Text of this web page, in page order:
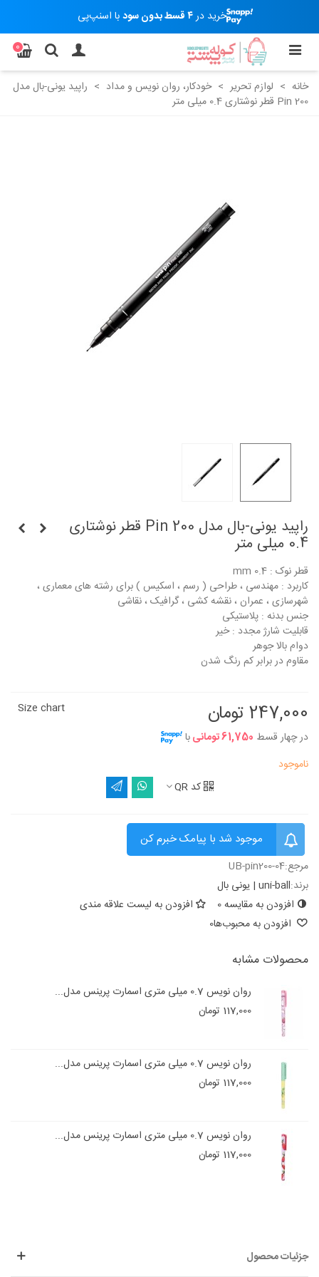
خرید در۴ قسط بدون سود با اسنپ‌پی
0
خانه > لوازم تحریر > خودکار، روان نویس و مداد > راپید یونی-بال مدل
Pin 200 قطر نوشتاری 0.4 میلی متر
راپید یونی-بال مدل Pin 200 قطر نوشتاری
0.4 میلی متر
قطر نوک : 0.4 mm
کاربرد : مهندسی ، طراحی ( رسم ، اسکیس ) برای رشته های معماری ،
شهرسازی ، عمران ، نقشه کشی ، گرافیک ، نقاشی
جنس بدنه : پلاستیکی
قابلیت شارژ مجدد : خیر
دوام بالا جوهر
مقاوم در برابر کم رنگ شدن
247,000 تومان
در چهار قسط 61,750 تومانی با
Size chart
ناموجود
کد QR
موجود شد با پیامک خبرم کن
مرجع:UB-pin200-04
برند:uni-ball | یونی بال
افزودن به مقایسه0
افزودن به لیست علاقه مندی
افزودن به محبوب‌ها0
محصولات مشابه
روان نویس 0.7 میلی متری اسمارت پرینس مدل...
117,000 تومان
روان نویس 0.7 میلی متری اسمارت پرینس مدل...
117,000 تومان
روان نویس 0.7 میلی متری اسمارت پرینس مدل...
117,000 تومان
جزئیات محصول